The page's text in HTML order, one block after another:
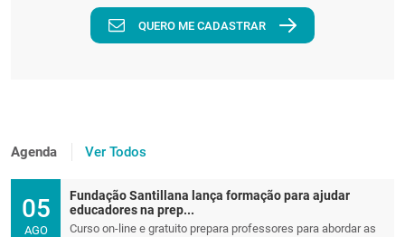
QUERO ME CADASTRAR
Agenda Ver Todos
05
AGO
Fundação Santillana lança formação para ajudar
educadores na prep...
Curso on-line e gratuito prepara professores para abordar as